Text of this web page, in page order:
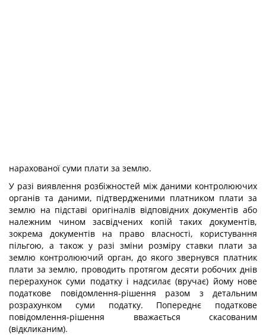
нарахованої суми плати за землю.
У разі виявлення розбіжностей між даними контролюючих
органів та даними, підтвердженими платником плати за
землю на підставі оригіналів відповідних документів або
належним чином засвідчених копій таких документів,
зокрема документів на право власності, користування
пільгою, а також у разі зміни розміру ставки плати за
землю контролюючий орган, до якого звернувся платник
плати за землю, проводить протягом десяти робочих днів
перерахунок суми податку і надсилає (вручає) йому нове
податкове повідомлення-рішення разом з детальним
розрахунком суми податку. Попереднє податкове
повідомлення-рішення вважається скасованим
(відкликаним).